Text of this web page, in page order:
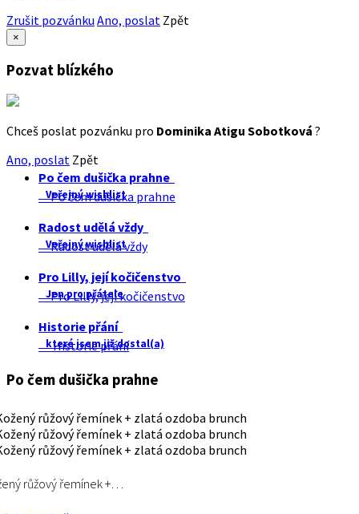
Zrušit pozvánku Ano, poslat Zpět
×
Pozvat blízkého
Chceš poslat pozvánku pro Dominika Atigu Sobotková ?
Ano, poslat Zpět
Po čem dušička prahne
Veřejný wishlist
Po čem dušička prahne
Radost udělá vždy
Veřejný wishlist
Radost udělá vždy
Pro Lilly, její kočičenstvo
Jen pro přátele
Pro Lilly, její kočičenstvo
Historie přání
které jsem již dostal(a)
Historie přání
Po čem dušička prahne
růžový řemínek +…